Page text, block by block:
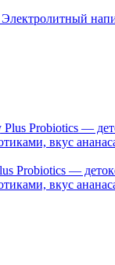
Probiotics —
вкус